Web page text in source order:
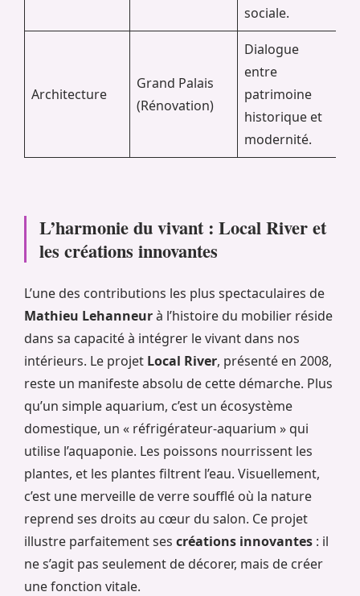
sociale.
Architecture
Grand Palais
(Rénovation)
Dialogue
entre
patrimoine
historique et
modernité.
L’harmonie du vivant : Local River et
les créations innovantes
L’une des contributions les plus spectaculaires de
Mathieu Lehanneurà l’histoire du mobilier réside
dans sa capacité à intégrer le vivant dans nos
intérieurs. Le projet Local River, présenté en 2008,
reste un manifeste absolu de cette démarche. Plus
qu’un simple aquarium, c’est un écosystème
domestique, un « réfrigérateur-aquarium » qui
utilise l’aquaponie. Les poissons nourrissent les
plantes, et les plantes filtrent l’eau. Visuellement,
c’est une merveille de verre soufflé où la nature
reprend ses droits au cœur du salon. Ce projet
illustre parfaitement ses créations innovantes : il
ne s’agit pas seulement de décorer, mais de créer
une fonction vitale.